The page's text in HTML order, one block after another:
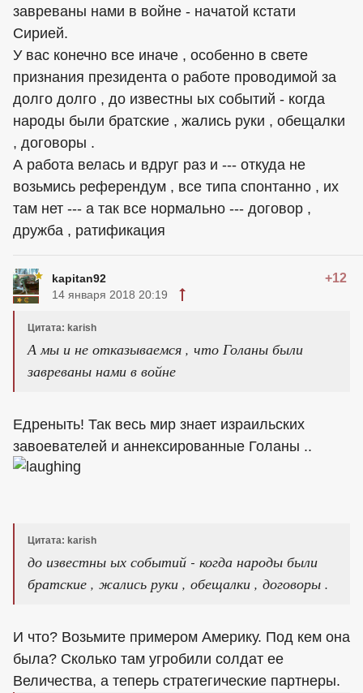
завреваны нами в войне - начатой кстати
Сирией.
У вас конечно все иначе , особенно в свете
признания президента о работе проводимой за
долго долго , до известны ых событий - когда
народы были братские , жались руки , обещалки
, договоры .
А работа велась и вдруг раз и --- откуда не
возьмись референдум , все типа спонтанно , их
там нет --- а так все нормально --- договор ,
дружба , ратификация
kapitan92 +12
14 января 2018 20:19
Цитата: karish
А мы и не отказываемся , что Голаны были
завреваны нами в войне
Едреныть! Так весь мир знает израильских
завоевателей и аннексированные Голаны ..
Цитата: karish
до известны ых событий - когда народы были
братские , жались руки , обещалки , договоры .
И что? Возьмите примером Америку. Под кем она
была? Сколько там угробили солдат ее
Величества, а теперь стратегические партнеры.